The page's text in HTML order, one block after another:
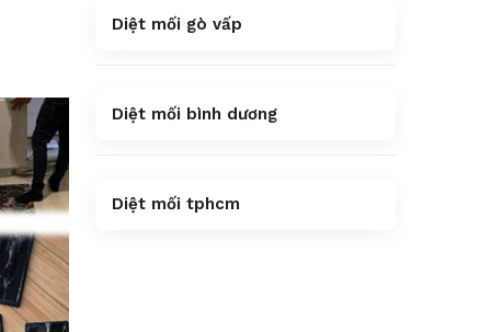
Diệt mối gò vấp
Diệt mối bình dương
Diệt mối tphcm